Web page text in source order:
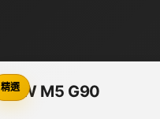
精選
BMW M5 G90